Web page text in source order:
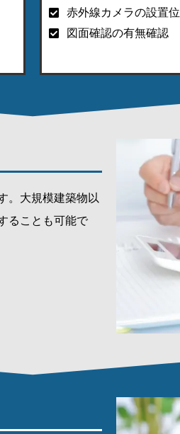
赤外線カメラの設置
図面確認の有無確認
。大規模建築物以
ることも可能で